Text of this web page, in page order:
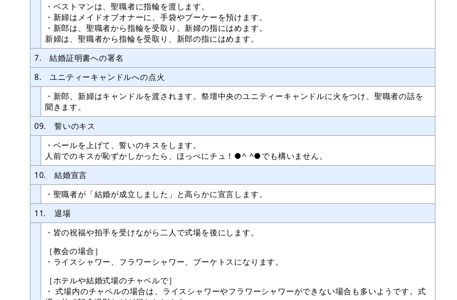
・ベストマンは、聖職者に指輪を渡します。
・新婦はメイドオブオナーに、手袋やブーケーを預けます。
・新郎は、聖職者から指輪を受取り、新婦の指にはめます。
新婦は、聖職者から指輪を受取り、新郎の指にはめます。
7. 結婚証明書への署名
8. ユニティーキャンドルへの点火
・新郎、新婦はキャンドルを渡されます。祭壇中央のユニティーキャンドルに火をつけ、聖職者の話を
聞きます。
09. 誓いのキス
・ベールを上げて、誓いのキスをします。
人前でのキスが恥ずかしかったら、ほっぺにチュ！●^ ^●でも構いません。
10. 結婚宣言
・聖職者が「結婚が成立しました」と高らかに宣言します。
11. 退場
・皆の祝福や拍手を受けながら二人で式場を後にします。
［教会の場合］
・ライスシャワー、フラワーシャワー、ブーケトスになります。
［ホテルや結婚式場のチャペルで］
・ 式場内のチャペルの場合は、ライスシャワーやフラワーシャワーができない場合も多いようです。式